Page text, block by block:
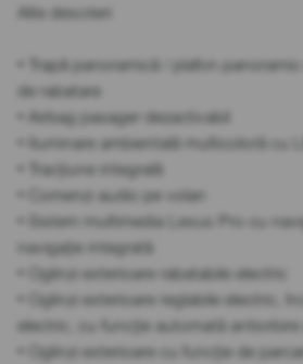
Alte descrieri
• Trapă panoramică / plafon
de rabatare
• Airbag pasager dezactivabil
• Iluminare ambientală multicoloră cu
• Tracțiune integrală
• Comenzi audio pe volan
• Sistem multimedia Lexus Pro cu
navigație integrată
• Oglinzi exterioare rabatabile electric
• Oglinzi exterioare reglabile electric,
electric, cu funcție automată
• Oglinzi exterioare cu funcție de